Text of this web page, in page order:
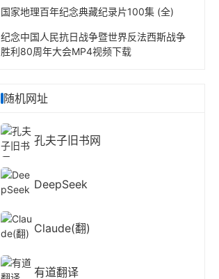
国家地理百年纪念典藏纪录片100集 (全)
纪念中国人民抗日战争暨世界反法西斯战争
胜利80周年大会MP4视频下载
随机网址
孔夫子旧书网
DeepSeek
Claude(翻)
有道翻译